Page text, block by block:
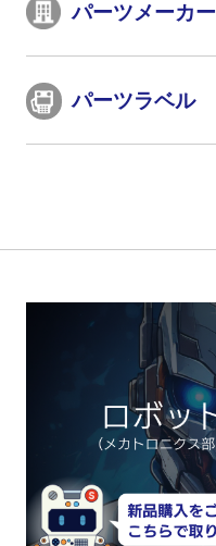
パーツメーカー
パーツラベル